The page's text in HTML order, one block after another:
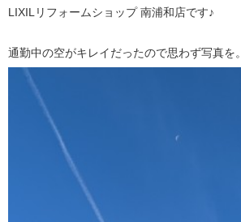
LIXILリフォームショップ 南浦和店です♪
通勤中の空がキレイだったので思わず写真を。